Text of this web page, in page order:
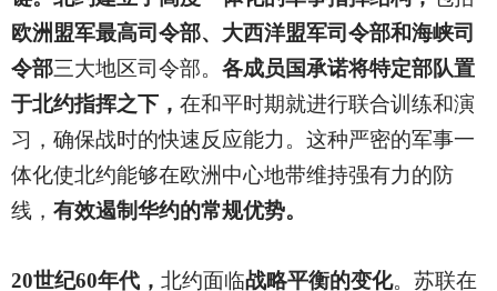
欧洲盟军最高司令部、大西洋盟军司令部和海峡司
令部三大地区司令部。 各成员国承诺将特定部队置
于北约指挥之下， 在和平时期就进行联合训练和演
习，确保战时的快速反应能力。这种严密的军事一
体化使北约能够在欧洲中心地带维持强有力的防
线， 有效遏制华约的常规优势。
20世纪60年代， 北约面临战略平衡的变化。苏联在